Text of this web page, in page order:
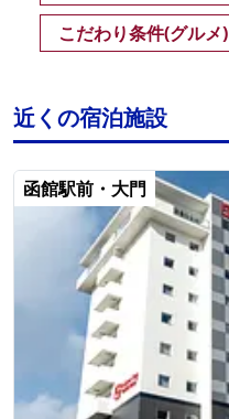
こだわり条件(グルメ)
近くの宿泊施設
函館駅前・大門